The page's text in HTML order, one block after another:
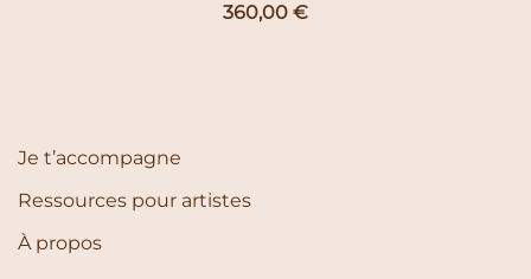
360,00 €
Je t’accompagne
Ressources pour artistes
À propos